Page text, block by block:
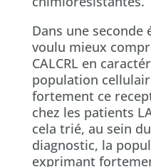
Dans une seconde
voulu mieux
CALCRL en
population
fortement ce
chez les patients
cela trié, au sein
diagnostic, la
exprimant